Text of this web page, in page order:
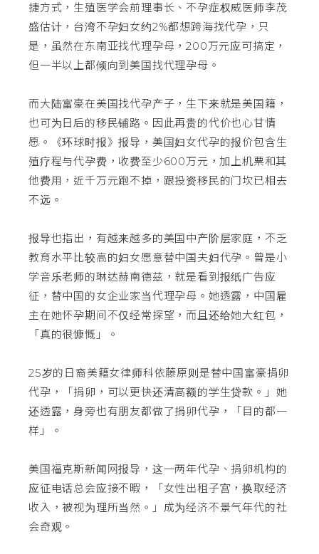
捷方式，生殖医学会前理事长、不孕症权威医师李茂
盛估计，台湾不孕妇女约2%都想跨海找代孕，只
是，虽然在东南亚找代理孕母，200万元应可搞定，
但一半以上都倾向到美国找代理孕母。
而大陆富豪在美国找代孕产子，生下来就是美国籍，
也可为日后的移民铺路。因此再贵的代价也心甘情
愿。《环球时报》报导，美国妇女代孕的报价包含生
殖疗程与代孕费，收费至少600万元，加上机票和其
他费用，近千万元跑不掉，跟投资移民的门坎已相去
不远。
报导也指出，有越来越多的美国中产阶层家庭，不乏
教育水平比较高的妇女愿意替中国夫妇代孕。曾是小
学音乐老师的琳达赫南德兹，就是看到报纸广告应
征，替中国的女企业家当代理孕母。她透露，中国雇
主在她怀孕期间不仅经常探望，而且还给她大红包，
「真的很慷慨」。
25岁的日裔美籍女律师科依藤原则是替中国富豪捐卵
代孕，「捐卵，可以更快还清高额的学生贷款。」她
还透露，身旁也有朋友都做了捐卵代孕，「目的都一
样」。
美国福克斯新闻网报导，这一两年代孕、捐卵机构的
应征电话总会应接不暇，「女性出租子宫，换取经济
收入，被视为理所当然。」成为经济不景气年代的社
会奇观。